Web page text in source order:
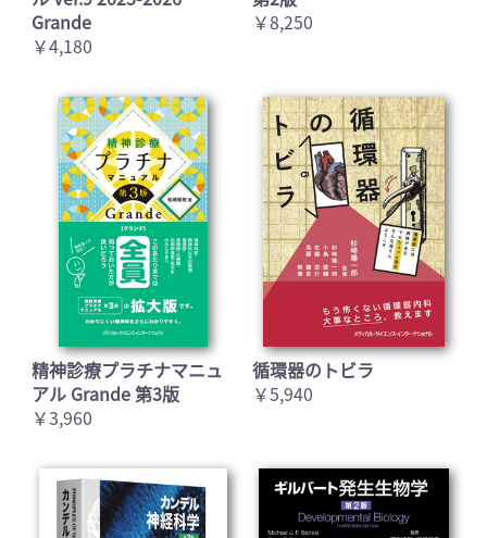
Grande
￥4,180
￥8,250
精神診療プラチナマニュ
アル Grande 第3版
￥3,960
循環器のトビラ
￥5,940